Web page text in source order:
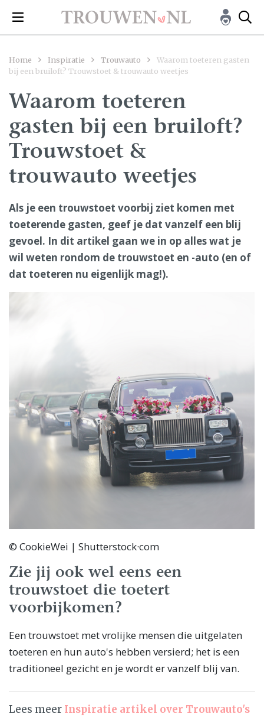
Home Inspiratie Trouwauto
Waarom toeteren gasten
bij een bruiloft? Trouwstoet & trouwauto weetjes
Waarom toeteren
gasten bij een bruiloft?
Trouwstoet &
trouwauto weetjes
Als je een trouwstoet voorbij ziet komen met
toeterende gasten, geef je dat vanzelf een blij
gevoel. In dit artikel gaan we in op alles wat je
wil weten rondom de trouwstoet en -auto (en of
dat toeteren nu eigenlijk mag!).
© CookieWei | Shutterstock·com
Zie jij ook wel eens een
trouwstoet die toetert
voorbijkomen?
Een trouwstoet met vrolijke mensen die uitgelaten
toeteren en hun auto's hebben versierd; het is een
traditioneel gezicht en je wordt er vanzelf blij van.
Lees meer Inspiratie artikel over Trouwauto's